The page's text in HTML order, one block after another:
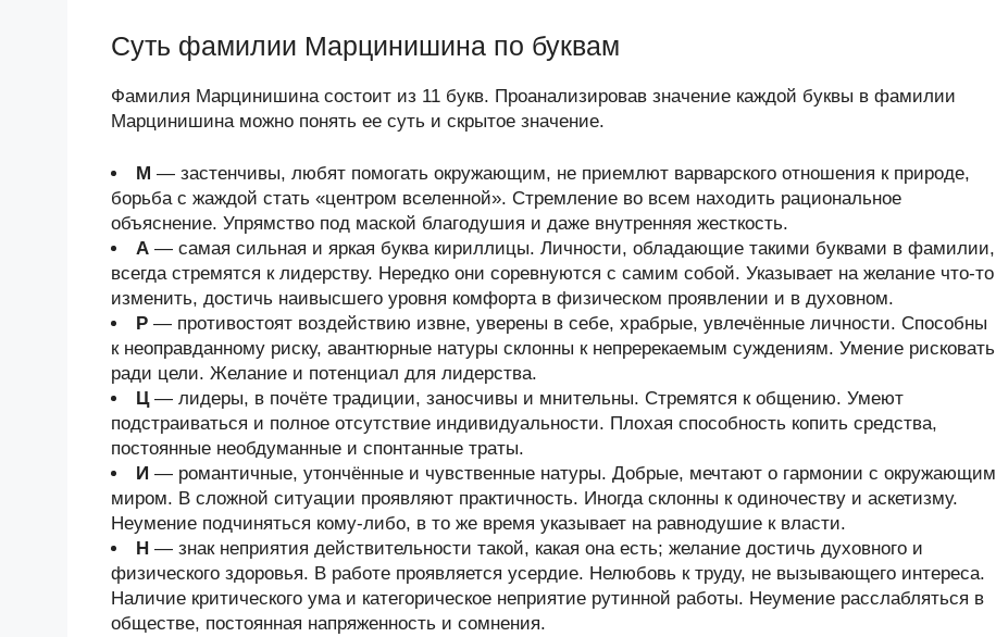
Суть фамилии Марцинишина по буквам
Фамилия Марцинишина состоит из 11 букв. Проанализировав значение каждой буквы в фамилии
Марцинишина можно понять ее суть и скрытое значение.
М — застенчивы, любят помогать окружающим, не приемлют варварского отношения к природе,
борьба с жаждой стать «центром вселенной». Стремление во всем находить рациональное
объяснение. Упрямство под маской благодушия и даже внутренняя жесткость.
А — самая сильная и яркая буква кириллицы. Личности, обладающие такими буквами в фамилии,
всегда стремятся к лидерству. Нередко они соревнуются с самим собой. Указывает на желание что-то
изменить, достичь наивысшего уровня комфорта в физическом проявлении и в духовном.
Р — противостоят воздействию извне, уверены в себе, храбрые, увлечённые личности. Способны
к неоправданному риску, авантюрные натуры склонны к непререкаемым суждениям. Умение рисковать
ради цели. Желание и потенциал для лидерства.
Ц— лидеры, в почёте традиции, заносчивы и мнительны. Стремятся к общению. Умеют
подстраиваться и полное отсутствие индивидуальности. Плохая способность копить средства,
постоянные необдуманные и спонтанные траты.
И — романтичные, утончённые и чувственные натуры. Добрые, мечтают о гармонии с окружающим
миром. В сложной ситуации проявляют практичность. Иногда склонны к одиночеству и аскетизму.
Неумение подчиняться кому-либо, в то же время указывает на равнодушие к власти.
Н — знак неприятия действительности такой, какая она есть; желание достичь духовного и
физического здоровья. В работе проявляется усердие. Нелюбовь к труду, не вызывающего интереса.
Наличие критического ума и категорическое неприятие рутинной работы. Неумение расслабляться в
обществе, постоянная напряженность и сомнения.